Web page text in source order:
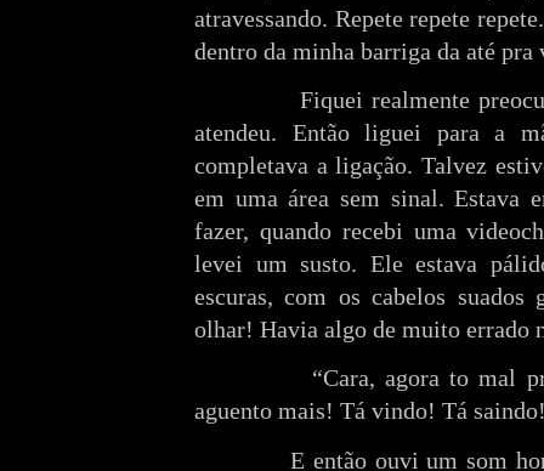
atravessando. Repete repete
dentro da minha barriga da até pra
Fiquei realmente
atendeu. Então liguei para a
completava a ligação. Talvez
em uma área sem sinal. Estava
fazer, quando recebi uma
levei um susto. Ele estava
escuras, com os cabelos suados
olhar! Havia algo de muito errado
“Cara, agora to mal pra
aguento mais! Tá vindo! Tá
E então ouvi um som